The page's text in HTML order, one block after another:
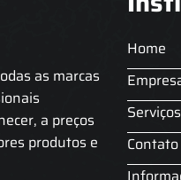
as marcas
a preços
produtos e
Home
Serviços
Contato